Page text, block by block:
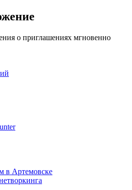
о приглашениях мгновенно
в Артемовске